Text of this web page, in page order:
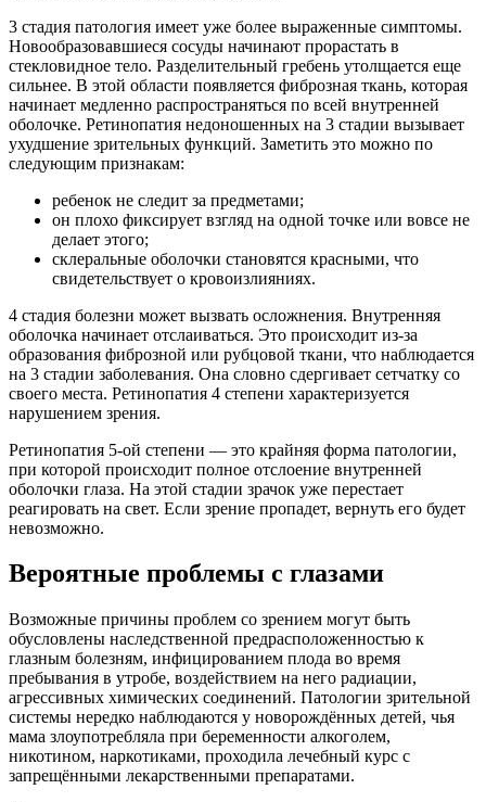
3 стадия патология имеет уже более выраженные симптомы.
Новообразовавшиеся сосуды начинают прорастать в
стекловидное тело. Разделительный гребень утолщается еще
сильнее. В этой области появляется фиброзная ткань, которая
начинает медленно распространяться по всей внутренней
оболочке. Ретинопатия недоношенных на 3 стадии вызывает
ухудшение зрительных функций. Заметить это можно по
следующим признакам:
ребенок не следит за предметами;
он плохо фиксирует взгляд на одной точке или вовсе не
делает этого;
склеральные оболочки становятся красными, что
свидетельствует о кровоизлияниях.
4 стадия болезни может вызвать осложнения. Внутренняя
оболочка начинает отслаиваться. Это происходит из-за
образования фиброзной или рубцовой ткани, что наблюдается
на 3 стадии заболевания. Она словно сдергивает сетчатку со
своего места. Ретинопатия 4 степени характеризуется
нарушением зрения.
Ретинопатия 5-ой степени — это крайняя форма патологии,
при которой происходит полное отслоение внутренней
оболочки глаза. На этой стадии зрачок уже перестает
реагировать на свет. Если зрение пропадет, вернуть его будет
невозможно.
Вероятные проблемы с глазами
Возможные причины проблем со зрением могут быть
обусловлены наследственной предрасположенностью к
глазным болезням, инфицированием плода во время
пребывания в утробе, воздействием на него радиации,
агрессивных химических соединений. Патологии зрительной
системы нередко наблюдаются у новорождённых детей, чья
мама злоупотребляла при беременности алкоголем,
никотином, наркотиками, проходила лечебный курс с
запрещёнными лекарственными препаратами.